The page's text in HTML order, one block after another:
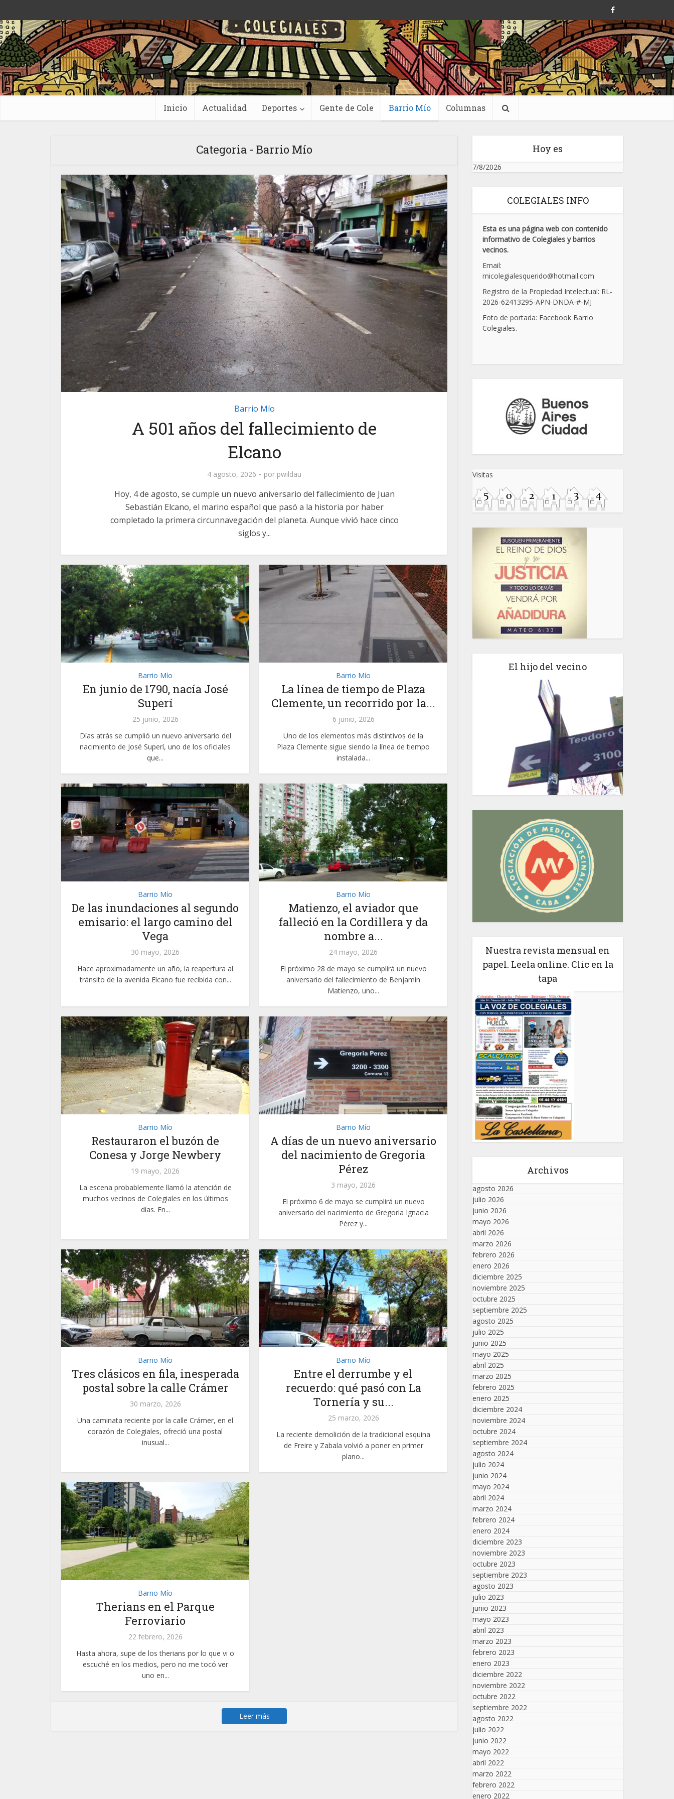
Inicio Actualidad Deportes Gente de Cole Barrio Mío Columnas
Categoria - Barrio Mío
Barrio Mío
A 501 años del fallecimiento de
Elcano
4 agosto, 2026 por pwildau
Hoy, 4 de agosto, se cumple un nuevo aniversario del fallecimiento de Juan
Sebastián Elcano, el marino español que pasó a la historia por haber
completado la primera circunnavegación del planeta. Aunque vivió hace cinco
siglos y...
Barrio Mío
En junio de 1790, nacía José
Superí
25 junio, 2026
Días atrás se cumplió un nuevo aniversario del
nacimiento de José Superí, uno de los oficiales
que...
Barrio Mío
La línea de tiempo de Plaza
Clemente, un recorrido por la...
6 junio, 2026
Uno de los elementos más distintivos de la
Plaza Clemente sigue siendo la línea de tiempo
instalada...
Barrio Mío
De las inundaciones al segundo
emisario: el largo camino del
Vega
30 mayo, 2026
Hace aproximadamente un año, la reapertura al
tránsito de la avenida Elcano fue recibida con...
Barrio Mío
Matienzo, el aviador que
falleció en la Cordillera y da
nombre a...
24 mayo, 2026
El próximo 28 de mayo se cumplirá un nuevo
aniversario del fallecimiento de Benjamín
Matienzo, uno...
Barrio Mío
Restauraron el buzón de
Conesa y Jorge Newbery
19 mayo, 2026
La escena probablemente llamó la atención de
muchos vecinos de Colegiales en los últimos
días. En...
Barrio Mío
A días de un nuevo aniversario
del nacimiento de Gregoria
Pérez
3 mayo, 2026
El próximo 6 de mayo se cumplirá un nuevo
aniversario del nacimiento de Gregoria Ignacia
Pérez y...
Barrio Mío
Tres clásicos en fila, inesperada
postal sobre la calle Crámer
30 marzo, 2026
Una caminata reciente por la calle Crámer, en el
corazón de Colegiales, ofreció una postal
inusual...
Barrio Mío
Entre el derrumbe y el
recuerdo: qué pasó con La
Tornería y su...
25 marzo, 2026
La reciente demolición de la tradicional esquina
de Freire y Zabala volvió a poner en primer
plano...
Barrio Mío
Therians en el Parque
Ferroviario
22 febrero, 2026
Hasta ahora, supe de los therians por lo que vi o
escuché en los medios, pero no me tocó ver
uno en...
Leer más
Hoy es
7/8/2026
COLEGIALES INFO
Esta es una página web con contenido
informativo de Colegiales y barrios
vecinos.
Email:
micolegialesquerido@hotmail.com
Registro de la Propiedad Intelectual: RL-
2026-62413295-APN-DNDA-#-MJ
Foto de portada: Facebook Barrio
Colegiales.
Visitas
El hijo del vecino
Nuestra revista mensual en
papel. Leela online. Clic en la
tapa
Archivos
agosto 2026
julio 2026
junio 2026
mayo 2026
abril 2026
marzo 2026
febrero 2026
enero 2026
diciembre 2025
noviembre 2025
octubre 2025
septiembre 2025
agosto 2025
julio 2025
junio 2025
mayo 2025
abril 2025
marzo 2025
febrero 2025
enero 2025
diciembre 2024
noviembre 2024
octubre 2024
septiembre 2024
agosto 2024
julio 2024
junio 2024
mayo 2024
abril 2024
marzo 2024
febrero 2024
enero 2024
diciembre 2023
noviembre 2023
octubre 2023
septiembre 2023
agosto 2023
julio 2023
junio 2023
mayo 2023
abril 2023
marzo 2023
febrero 2023
enero 2023
diciembre 2022
noviembre 2022
octubre 2022
septiembre 2022
agosto 2022
julio 2022
junio 2022
mayo 2022
abril 2022
marzo 2022
febrero 2022
enero 2022